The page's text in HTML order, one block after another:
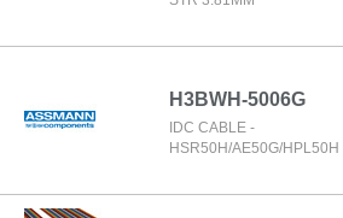
H3BWH-5006G
IDC CABLE -
HSR50H/AE50G/HPL50H